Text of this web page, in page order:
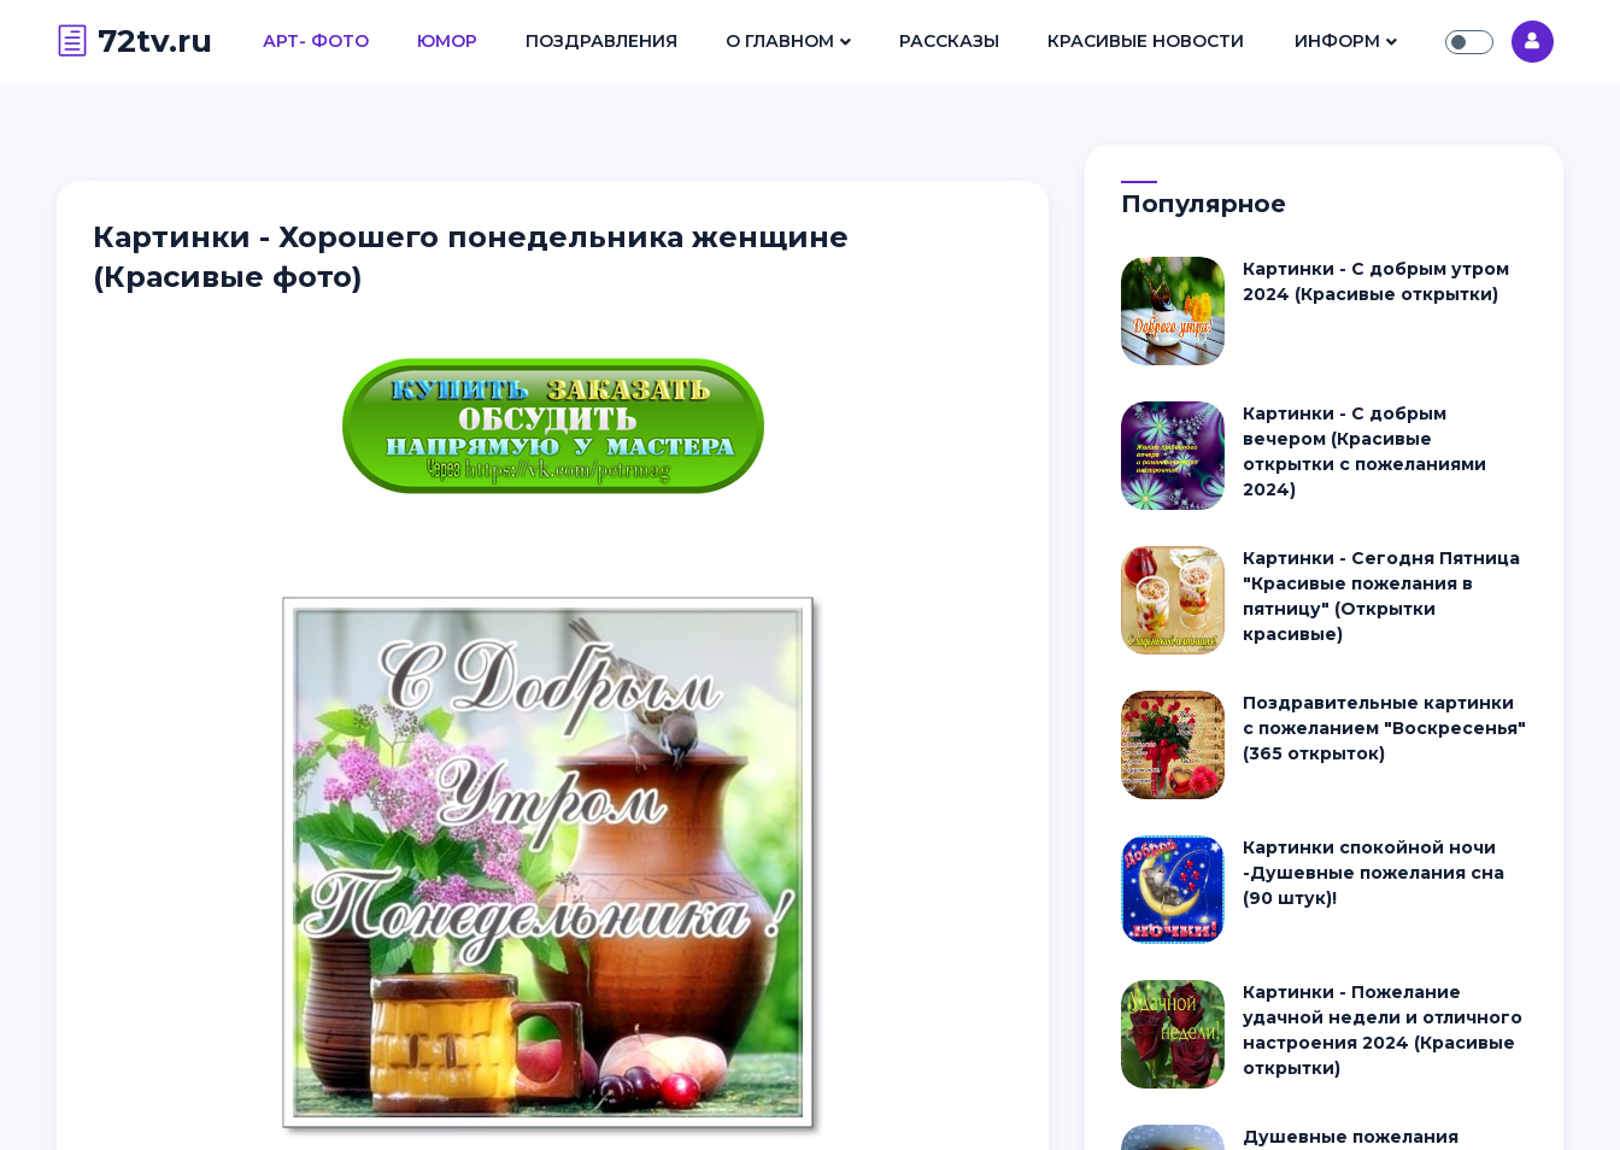
72tv.ru АРТ- ФОТО ЮМОР ПОЗДРАВЛЕНИЯ О ГЛАВНОМ РАССКАЗЫ КРАСИВЫЕ НОВОСТИ ИНФОРМ
Картинки - Хорошего понедельника женщине
(Красивые фото)
Популярное
Картинки - С добрым утром
2024 (Красивые открытки)
Картинки - С добрым
вечером (Красивые
открытки с пожеланиями
2024)
Картинки - Сегодня Пятница
"Красивые пожелания в
пятницу" (Открытки
красивые)
Поздравительные картинки
с пожеланием "Воскресенья"
(365 открыток)
Картинки спокойной ночи
-Душевные пожелания сна
(90 штук)!
Картинки - Пожелание
удачной недели и отличного
настроения 2024 (Красивые
открытки)
Душевные пожелания